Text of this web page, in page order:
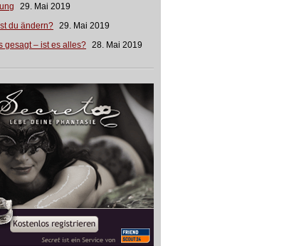
29. Mai 2019
du ändern? 29. Mai 2019
gesagt – ist es alles? 28. Mai 2019